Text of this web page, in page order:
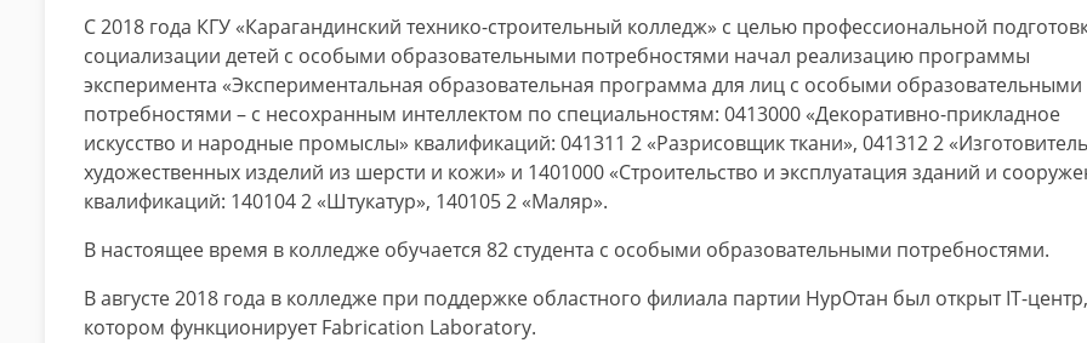
С 2018 года КГУ «Карагандинский технико-строительный колледж» с целью профессиональной
социализации детей с особыми образовательными потребностями начал реализацию программы
эксперимента «Экспериментальная образовательная программа для лиц с особыми образовательными
потребностями – с несохранным интеллектом по специальностям: 0413000 «Декоративно-прикладное
искусство и народные промыслы» квалификаций: 041311 2 «Разрисовщик ткани», 041312 2 «Изготовитель
художественных изделий из шерсти и кожи» и 1401000 «Строительство и эксплуатация зданий и
квалификаций: 140104 2 «Штукатур», 140105 2 «Маляр».
В настоящее время в колледже обучается 82 студента с особыми образовательными потребностями.
В августе 2018 года в колледже при поддержке областного филиала партии НурОтан был открыт IT-
котором функционирует Fabrication Laboratory.